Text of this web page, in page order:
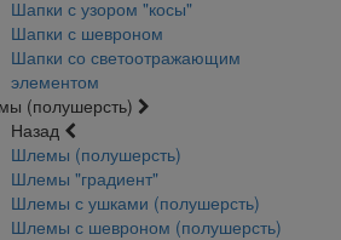
Шапки с узором "косы"
Шапки с шевроном
Шапки со светоотражающим
элементом
(полушерсть)
Назад
Шлемы (полушерсть)
Шлемы "градиент"
Шлемы с ушками (полушерсть)
Шлемы с шевроном (полушерсть)